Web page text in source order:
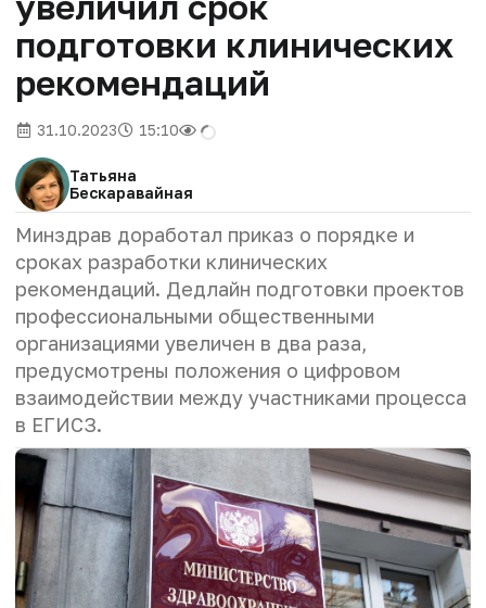
подготовки клинических
рекомендаций
31.10.2023 15:10
Татьяна
Бескаравайная
Минздрав доработал приказ о порядке и
сроках разработки клинических
рекомендаций. Дедлайн подготовки проектов
профессиональными общественными
организациями увеличен в два раза,
предусмотрены положения о цифровом
взаимодействии между участниками процесса
в ЕГИСЗ.